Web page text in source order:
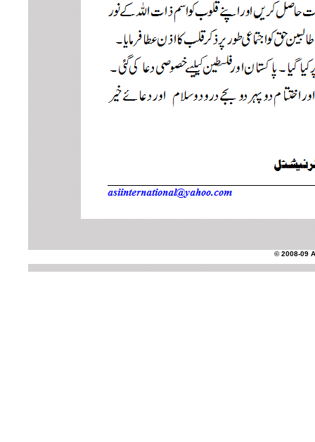
© 2008-09